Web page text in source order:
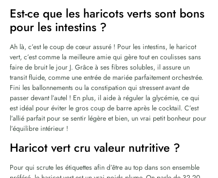
Est-ce que les haricots verts sont bons
pour les intestins ?
Ah là, c’est le coup de cœur assuré ! Pour les intestins, le haricot
vert, c’est comme la meilleure amie qui gère tout en coulisses sans
faire de bruit le jour J. Grâce à ses fibres solubles, il assure un
transit fluide, comme une entrée de mariée parfaitement orchestrée.
Fini les ballonnements ou la constipation qui stressent avant de
passer devant l’autel ! En plus, il aide à réguler la glycémie, ce qui
est idéal pour éviter le gros coup de barre après le cocktail. C’est
l’allié parfait pour se sentir légère et bien, un vrai petit bonheur pour
l’équilibre intérieur !
Haricot vert cru valeur nutritive ?
Pour qui scrute les étiquettes afin d’être au top dans son ensemble